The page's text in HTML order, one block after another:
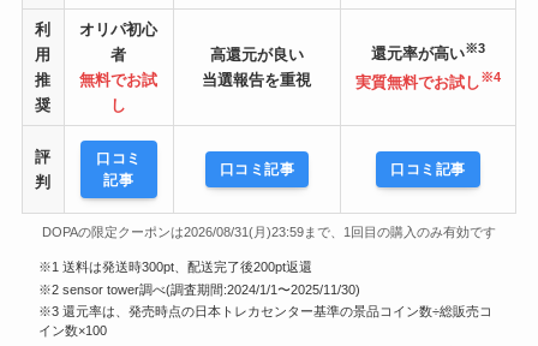
利
用
推
奨
オリパ初心
者
無料でお試
し
高還元が良い
当選報告を重視
還元率が高い※3
実質無料でお試し※4
評
判
口コミ
記事
口コミ記事 口コミ記事
DOPAの限定クーポンは2026/08/31(月)23:59まで、1回目の購入のみ有効です
※1 送料は発送時300pt、配送完了後200pt返還
※2 sensor tower調べ(調査期間:2024/1/1〜2025/11/30)
※3 還元率は、発売時点の日本トレカセンター基準の景品コイン数÷総販売コ
イン数×100